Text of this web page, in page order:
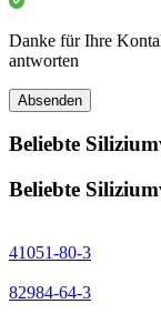
Danke für Ihre
antworten
Absenden
Beliebte
Beliebte
41051-80-3
82984-64-3